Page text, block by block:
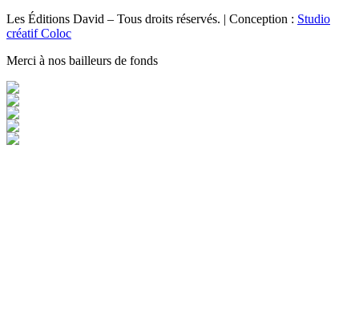
Les Éditions David – Tous droits réservés. | Conception : Studio
créatif Coloc
Merci à nos bailleurs de fonds